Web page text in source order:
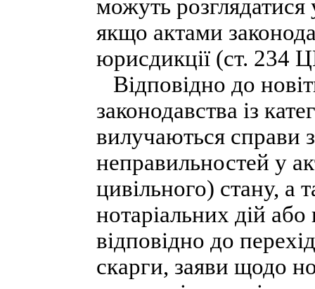
можуть
якщо актами
юрисдикції (ст. 234
Відповідно до
законодавства із
вилучаються справи
неправильностей у
цивільного) стану, а
нотаріальних дій
відповідно до
скарги, заяви щодо